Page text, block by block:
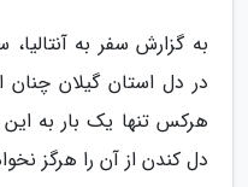
به گزارش سفر به
در دل استان گیلان چنان
هرکس تنها یک بار به این
دل کندن از آن را هرگز